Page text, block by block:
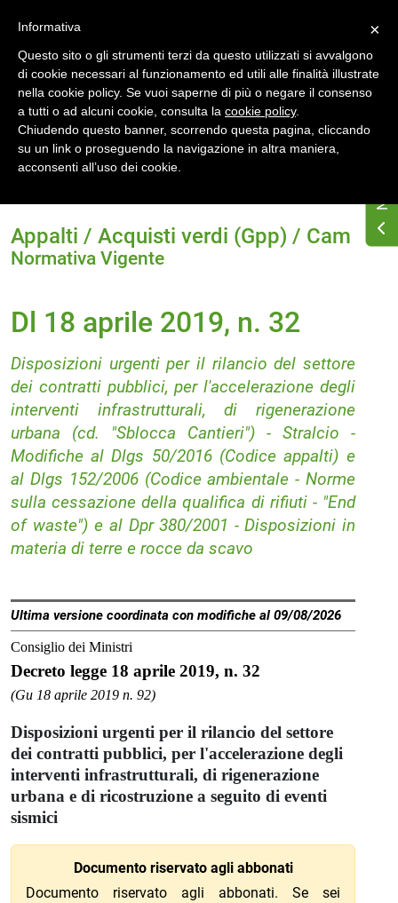
Home
Osservatorio di normativa energetica
Normativa energetica nazionale
Appalti / Acquisti verdi (Gpp) / Cam
Normativa Vigente
Dl 18 aprile 2019, n. 32
Disposizioni urgenti per il rilancio del settore
dei contratti pubblici, per l'accelerazione degli
interventi infrastrutturali, di rigenerazione
urbana (cd. "Sblocca Cantieri") - Stralcio -
Modifiche al Dlgs 50/2016 (Codice appalti) e
al Dlgs 152/2006 (Codice ambientale - Norme
sulla cessazione della qualifica di rifiuti - "End
of waste") e al Dpr 380/2001 - Disposizioni in
materia di terre e rocce da scavo
Ultima versione coordinata con modifiche al 09/08/2026
Consiglio dei Ministri
Decreto legge 18 aprile 2019, n. 32
(Gu 18 aprile 2019 n. 92)
Disposizioni urgenti per il rilancio del settore
dei contratti pubblici, per l'accelerazione degli
interventi infrastrutturali, di rigenerazione
urbana e di ricostruzione a seguito di eventi
sismici
Documento riservato agli abbonati
Documento riservato agli abbonati. Se sei
×
Informativa
Questo sito o gli strumenti terzi da questo utilizzati si avvalgono
di cookie necessari al funzionamento ed utili alle finalità illustrate
nella cookie policy. Se vuoi saperne di più o negare il consenso
a tutti o ad alcuni cookie, consulta la cookie policy.
Chiudendo questo banner, scorrendo questa pagina, cliccando
su un link o proseguendo la navigazione in altra maniera,
acconsenti all’uso dei cookie.